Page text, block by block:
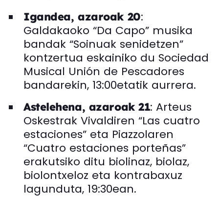
Igandea, azaroak 20:
Galdakaoko “Da Capo” musika
bandak “Soinuak senidetzen”
kontzertua eskainiko du Sociedad
Musical Unión de Pescadores
bandarekin, 13:00etatik aurrera.
Astelehena, azaroak 21: Arteus
Oskestrak Vivaldiren “Las cuatro
estaciones” eta Piazzolaren
“Cuatro estaciones porteñas”
erakutsiko ditu biolinaz, biolaz,
biolontxeloz eta kontrabaxuz
lagunduta, 19:30ean.